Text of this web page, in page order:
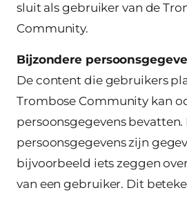
sluit als gebruiker van de
Community.
Bijzondere
De content die gebruikers
Trombose Community kan
persoonsgegevens
persoonsgegevens zijn
bijvoorbeeld iets zeggen
van een gebruiker. Dit